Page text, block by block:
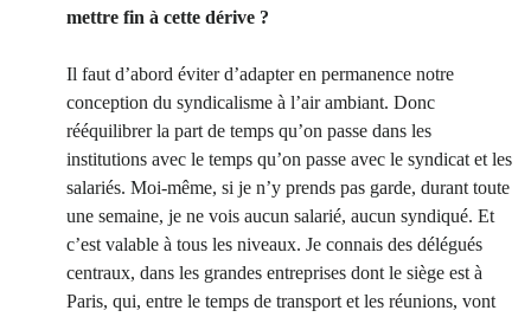
mettre fin à cette dérive ?
Il faut d’abord éviter d’adapter en permanence notre
conception du syndicalisme à l’air ambiant. Donc
rééquilibrer la part de temps qu’on passe dans les
institutions avec le temps qu’on passe avec le syndicat et les
salariés. Moi-même, si je n’y prends pas garde, durant toute
une semaine, je ne vois aucun salarié, aucun syndiqué. Et
c’est valable à tous les niveaux. Je connais des délégués
centraux, dans les grandes entreprises dont le siège est à
Paris, qui, entre le temps de transport et les réunions, vont